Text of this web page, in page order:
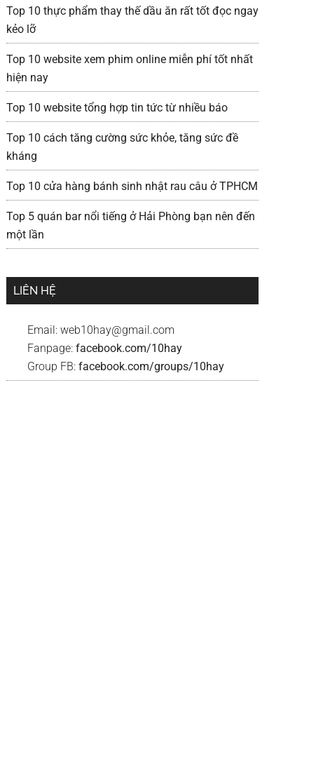
Top 10 thực phẩm thay thế dầu ăn rất tốt đọc ngay
kẻo lỡ
Top 10 website xem phim online miễn phí tốt nhất
hiện nay
Top 10 website tổng hợp tin tức từ nhiều báo
Top 10 cách tăng cường sức khỏe, tăng sức đề
kháng
Top 10 cửa hàng bánh sinh nhật rau câu ở TPHCM
Top 5 quán bar nổi tiếng ở Hải Phòng bạn nên đến
một lần
LIÊN HỆ
Email: web10hay@gmail.com
Fanpage: facebook.com/10hay
Group FB: facebook.com/groups/10hay